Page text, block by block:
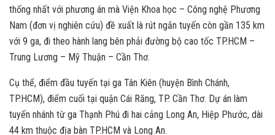
thống nhất với phương án mà Viện Khoa học – Công nghệ Phương
Nam (đơn vị nghiên cứu) đề xuất là rút ngắn tuyến còn gần 135 km
với 9 ga, đi theo hành lang bên phải đường bộ cao tốc TP.HCM –
Trung Lương – Mỹ Thuận – Cần Thơ.
Cụ thể, điểm đầu tuyến tại ga Tân Kiên (huyện Bình Chánh,
TP.HCM), điểm cuối tại quận Cái Răng, TP. Cần Thơ. Dự án làm
tuyến nhánh từ ga Thạnh Phú đi hai cảng Long An, Hiệp Phước, dài
44 km thuộc địa bàn TP.HCM và Long An.